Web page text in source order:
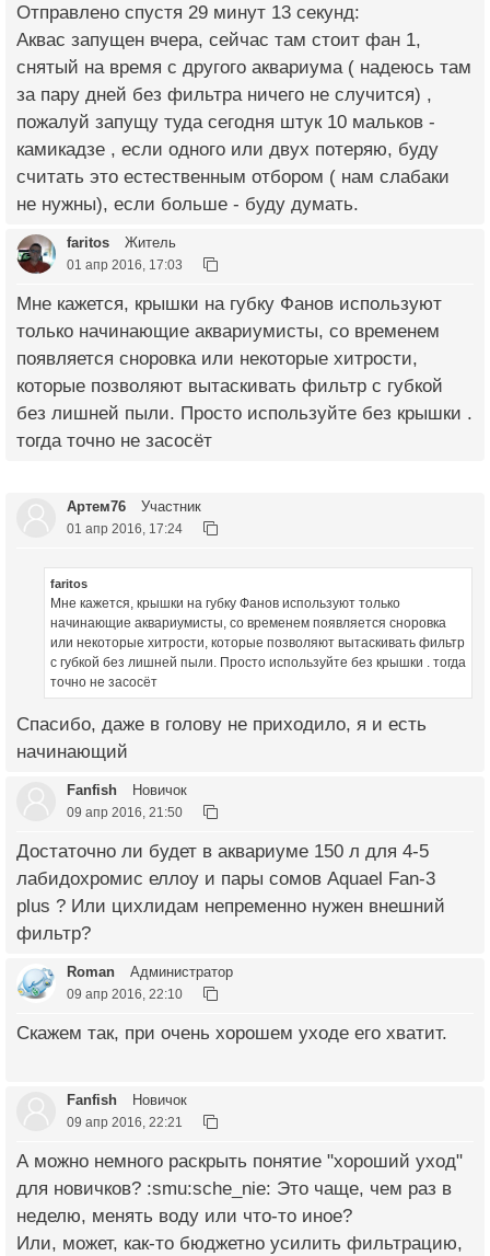
Отправлено спустя 29 минут 13 секунд:
Аквас запущен вчера, сейчас там стоит фан 1,
снятый на время с другого аквариума ( надеюсь там
за пару дней без фильтра ничего не случится) ,
пожалуй запущу туда сегодня штук 10 мальков -
камикадзе , если одного или двух потеряю, буду
считать это естественным отбором ( нам слабаки
не нужны), если больше - буду думать.
faritos Житель
01 апр 2016, 17:03
Мне кажется, крышки на губку Фанов используют
только начинающие аквариумисты, со временем
появляется сноровка или некоторые хитрости,
которые позволяют вытаскивать фильтр с губкой
без лишней пыли. Просто используйте без крышки .
тогда точно не засосёт
Артем76 Участник
01 апр 2016, 17:24
faritos
Мне кажется, крышки на губку Фанов используют только
начинающие аквариумисты, со временем появляется сноровка
или некоторые хитрости, которые позволяют вытаскивать фильтр
с губкой без лишней пыли. Просто используйте без крышки . тогда
точно не засосёт
Спасибо, даже в голову не приходило, я и есть
начинающий
Fanfish Новичок
09 апр 2016, 21:50
Достаточно ли будет в аквариуме 150 л для 4-5
лабидохромис еллоу и пары сомов Aquael Fan-3
plus ? Или цихлидам непременно нужен внешний
фильтр?
Roman Администратор
09 апр 2016, 22:10
Скажем так, при очень хорошем уходе его хватит.
Fanfish Новичок
09 апр 2016, 22:21
А можно немного раскрыть понятие "хороший уход"
для новичков? :smu:sche_nie: Это чаще, чем раз в
неделю, менять воду или что-то иное?
Или, может, как-то бюджетно усилить фильтрацию,